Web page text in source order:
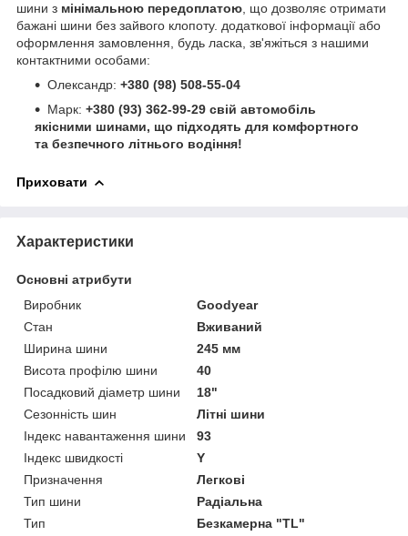
шини з мінімальною передоплатою , що дозволяє отримати
бажані шини без зайвого клопоту. додаткової інформації або
оформлення замовлення, будь ласка, зв'яжіться з нашими
контактними особами:
Олександр: +380 (98) 508-55-04
Марк: +380 (93) 362-99-29 свій автомобіль
якісними шинами, що підходять для комфортного
та безпечного літнього водіння!
Приховати
Характеристики
Основні атрибути
Виробник
Goodyear
Стан
Вживаний
Ширина шини
245 мм
Висота профілю шини
40
Посадковий діаметр шини
18"
Сезонність шин
Літні шини
Індекс навантаження шини
93
Індекс швидкості
Y
Призначення
Легкові
Тип шини
Радіальна
Тип
Безкамерна "TL"